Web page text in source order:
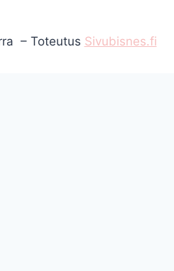
– Toteutus Sivubisnes.fi